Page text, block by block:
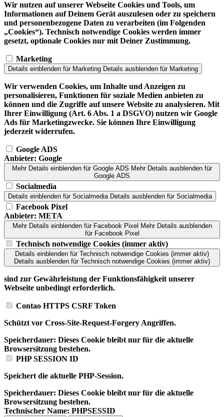
Wir nutzen auf unserer Webseite Cookies und Tools, um
Informationen auf Deinem Gerät auszulesen oder zu speichern
und personenbezogene Daten zu verarbeiten (im Folgenden
„Cookies“). Technisch notwendige Cookies werden immer
gesetzt, optionale Cookies nur mit Deiner Zustimmung.
Marketing
Details einblenden für Marketing Details ausblenden für Marketing
Wir verwenden Cookies, um Inhalte und Anzeigen zu
personalisieren, Funktionen für soziale Medien anbieten zu
können und die Zugriffe auf unsere Website zu analysieren. Mit
Ihrer Einwilligung (Art. 6 Abs. 1 a DSGVO) nutzen wir Google
Ads für Marketingzwecke. Sie können Ihre Einwilligung
jederzeit widerrufen.
Google ADS
Anbieter: Google
Mehr Details einblenden für Google ADS Mehr Details ausblenden für
Google ADS
Socialmedia
Details einblenden für Socialmedia Details ausblenden für Socialmedia
Facebook Pixel
Anbieter: META
Mehr Details einblendenfür Facebook Pixel Mehr Details ausblenden
für Facebook Pixel
Technisch notwendige Cookies (immer aktiv)
Details einblenden für Technisch notwendige Cookies (immer aktiv)
Details ausblenden für Technisch notwendige Cookies (immer aktiv)
sind zur Gewährleistung der Funktionsfähigkeit unserer
Webseite unbedingt erforderlich.
Contao HTTPS CSRF Token
Schützt vor Cross-Site-Request-Forgery Angriffen.
Speicherdauer: Dieses Cookie bleibt nur für die aktuelle
Browsersitzung bestehen.
PHP SESSION ID
Speichert die aktuelle PHP-Session.
Speicherdauer: Dieses Cookie bleibt nur für die aktuelle
Browsersitzung bestehen.
Technischer Name: PHPSESSID